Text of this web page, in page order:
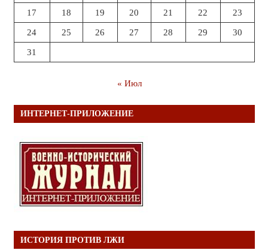
17 18 19 20 21 22 23
24 25 26 27 28 29 30
31
« Июл
ИНТЕРНЕТ-ПРИЛОЖЕНИЕ
ИСТОРИЯ ПРОТИВ ЛЖИ